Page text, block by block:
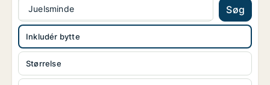
Juelsminde Søg
Størrelse
Inkludér bytte